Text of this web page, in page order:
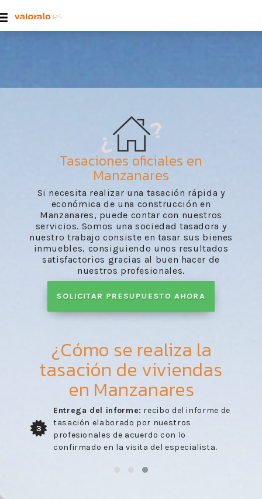
Tasaciones oficiales en
Manzanares
Si necesita realizar una tasación rápida y
económica de una construcción en
Manzanares, puede contar con nuestros
servicios. Somos una sociedad tasadora y
nuestro trabajo consiste en tasar sus bienes
inmuebles, consiguiendo unos resultados
satisfactorios gracias al buen hacer de
nuestros profesionales.
SOLICITAR PRESUPUESTO AHORA
¿Cómo se realiza la
tasación de viviendas
en Manzanares
3
Entrega del informe: recibo del informe de
tasación elaborado por nuestros
profesionales de acuerdo con lo
confirmado en la visita del especialista.